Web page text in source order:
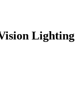
Lighting